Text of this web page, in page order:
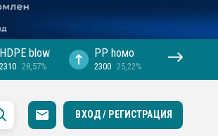
HDPE blow
2310 28,57%
PP hомо
2300 25,22%
ВХОД / РЕГИСТРАЦИЯ